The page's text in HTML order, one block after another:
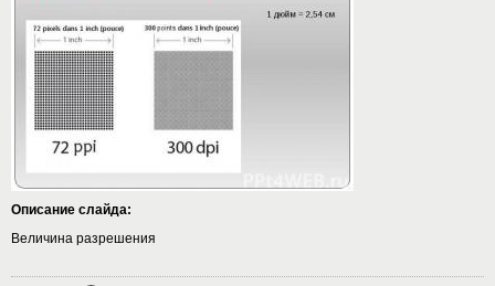
Описание слайда:
Величина разрешения